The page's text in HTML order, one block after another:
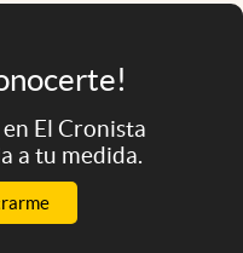
en El Cronista
a tu medida.